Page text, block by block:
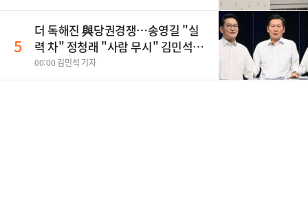
5
더 독해진 與당권경쟁…송영길 "실
력 차" 정청래 "사람 무시" 김민석
"취조하나"(종합)
00:00 김민석 기자